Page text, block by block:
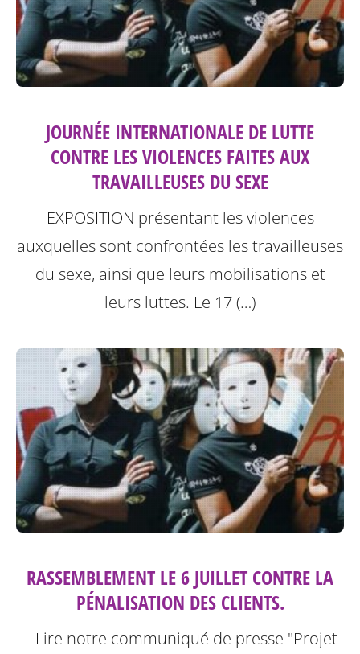
JOURNÉE INTERNATIONALE DE LUTTE
CONTRE LES VIOLENCES FAITES AUX
TRAVAILLEUSES DU SEXE
EXPOSITION présentant les violences
auxquelles sont confrontées les travailleuses
du sexe, ainsi que leurs mobilisations et
leurs luttes. Le 17 (…)
RASSEMBLEMENT LE 6 JUILLET CONTRE LA
PÉNALISATION DES CLIENTS.
– Lire notre communiqué de presse "Projet